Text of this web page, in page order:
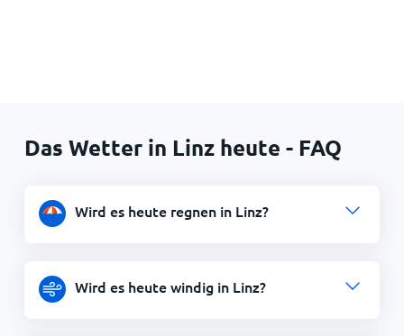
Das Wetter in Linz heute - FAQ
Wird es heute regnen in Linz?
Wird es heute windig in Linz?